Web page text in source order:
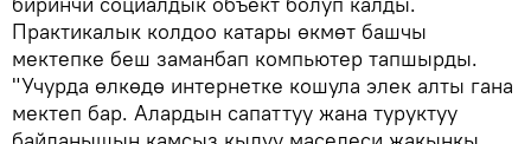
Практикалык колдоо катары өкмөт башчы
мектепке беш заманбап компьютер тапшырды.
"Учурда өлкөдө интернетке кошула элек алты гана
мектеп бар. Алардын сапаттуу жана туруктуу